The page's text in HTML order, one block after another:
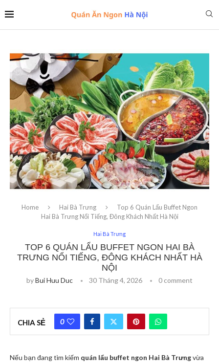
Home Hai Bà Trưng
Top 6 Quán Lẩu Buffet Ngon
Hai Bà Trưng Nổi Tiếng, Đông Khách Nhất Hà Nội
Hai Bà Trưng
TOP 6 QUÁN LẨU BUFFET NGON HAI BÀ
TRƯNG NỔI TIẾNG, ĐÔNG KHÁCH NHẤT HÀ
NỘI
byBui Huu Duc 30 Tháng 4, 2026 0 comment
CHIA SẺ 0
Nếu bạn đang tìm kiếm quán lẩu buffet ngon Hai Bà Trưngvừa